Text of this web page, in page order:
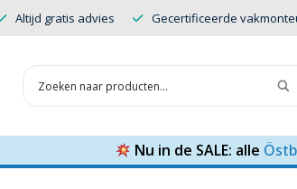
Altijd gratis advies Gecertificeerde
Nu in de SALE: alle